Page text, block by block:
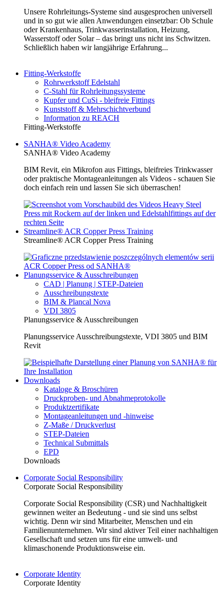
Unsere Rohrleitungs-Systeme sind ausgesprochen universell
und in so gut wie allen Anwendungen einsetzbar: Ob Schule
oder Krankenhaus, Trinkwasserinstallation, Heizung,
Wasserstoff oder Solar – das bringt uns nicht ins Schwitzen.
Schließlich haben wir langjährige Erfahrung...
Fitting-Werkstoffe
Rohrwerkstoff Edelstahl
C-Stahl für Rohrleitungssysteme
Kupfer und CuSi - bleifreie Fittings
Kunststoff & Mehrschichtverbund
Information zu REACH
Fitting-Werkstoffe
SANHA® Video Academy
SANHA® Video Academy
BIM Revit, ein Mikrofon aus Fittings, bleifreies Trinkwasser
oder praktische Montageanleitungen als Videos - schauen Sie
doch einfach rein und lassen Sie sich überraschen!
Streamline® ACR Copper Press Training
Streamline® ACR Copper Press Training
Planungsservice & Ausschreibungen
CAD | Planung | STEP-Dateien
Ausschreibungstexte
BIM & Plancal Nova
VDI 3805
Planungsservice & Ausschreibungen
Planungsservice Ausschreibungstexte, VDI 3805 und BIM
Revit
Downloads
Kataloge & Broschüren
Druckproben- und Abnahmeprotokolle
Produktzertifikate
Montageanleitungen und -hinweise
Z-Maße / Druckverlust
STEP-Dateien
Technical Submittals
EPD
Downloads
Corporate Social Responsibility
Corporate Social Responsibility
Corporate Social Responsibility (CSR) und Nachhaltigkeit
gewinnen weiter an Bedeutung - und sie sind uns selbst
wichtig. Denn wir sind Mitarbeiter, Menschen und ein
Familienunternehmen. Wir sind aktiver Teil einer nachhaltigen
Gesellschaft und setzen uns für eine umwelt- und
klimaschonende Produktionsweise ein.
Corporate Identity
Corporate Identity